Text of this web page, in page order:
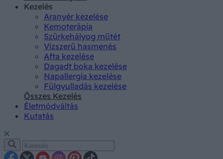
Kezelés
Aranyér kezelése
Kemoterápia
Szürkehályog műtét
Vízszerű hasmenés
Afta kezelése
Dagadt boka kezelése
Napallergia kezelése
Fülgyulladás kezelése
Összes Kezelés
Életmódváltás
Kutatás